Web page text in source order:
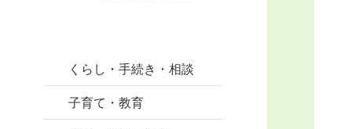
くらし・手続き・相談
子育て・教育